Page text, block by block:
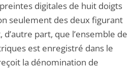
digitales de huit doigts
seulement des deux figurant
part, que l’ensemble de
est enregistré dans le
la dénomination de